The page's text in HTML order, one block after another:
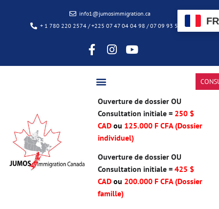
info1@jumosimmigration.ca
+ 1 780 220 2574 / +225 07 47 04 04 98 / 07 09 93 50 85
Ouverture de dossier OU
Consultation initiale = 250 $
CADou 125.000 F CFA (Dossier
individuel)
Ouverture de dossier OU
Consultation initiale =425 $
CAD ou 200.000 F CFA (Dossier
famille)
FR